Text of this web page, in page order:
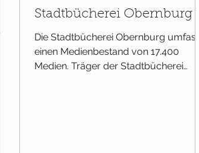
Stadtbücherei Obernburg
Die Stadtbücherei Obernburg umfasst
einen Medienbestand von 17.400
Medien. Träger der Stadtbücherei